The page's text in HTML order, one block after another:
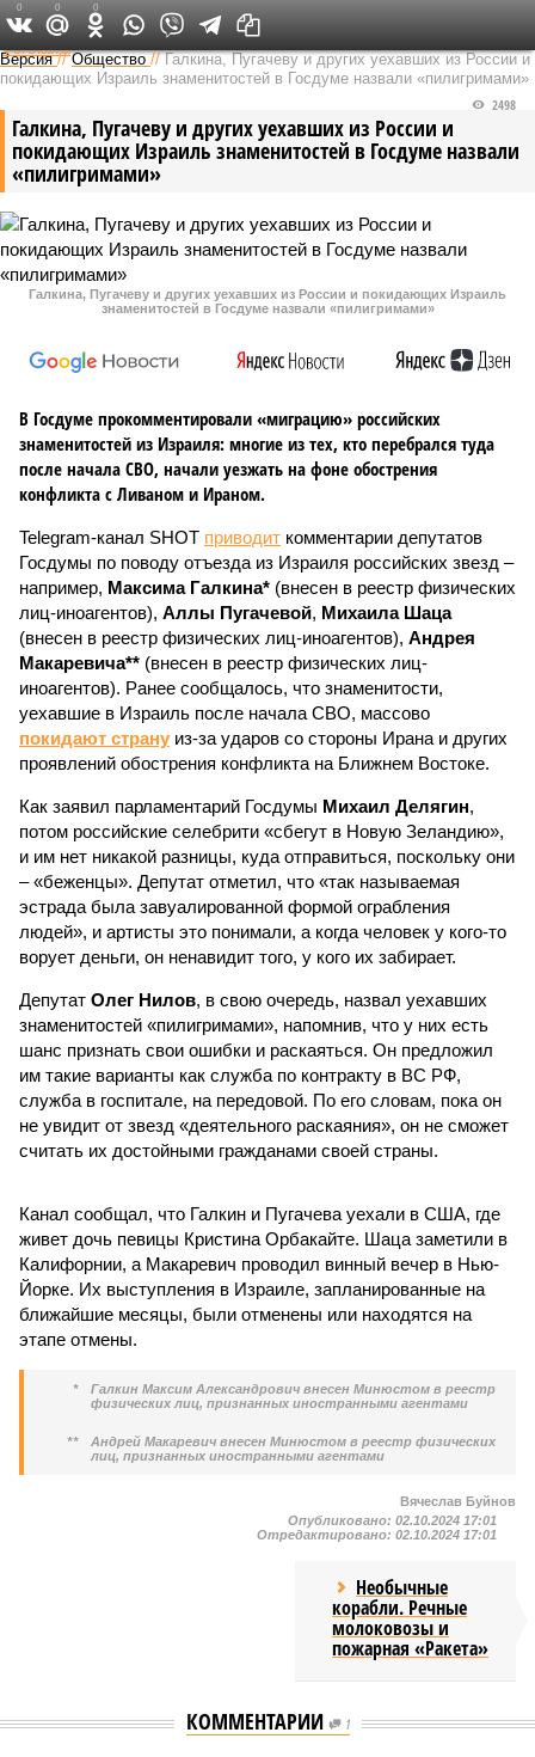
Федеральный выпуск
Версия //Общество //Галкина, Пугачеву и других уехавших из России и
покидающих Израиль знаменитостей в Госдуме назвали «пилигримами»
Галкина, Пугачеву и других уехавших из России и
покидающих Израиль знаменитостей в Госдуме назвали
«пилигримами»
2498
Галкина, Пугачеву и других уехавших из России и покидающих Израиль
знаменитостей в Госдуме назвали «пилигримами»
В Госдуме прокомментировали «миграцию» российских
знаменитостей из Израиля: многие из тех, кто перебрался туда
после начала СВО, начали уезжать на фоне обострения
конфликта с Ливаном и Ираном.
Telegram-канал SHOT приводит комментарии депутатов
Госдумы по поводу отъезда из Израиля российских звезд –
например, Максима Галкина* (внесен в реестр физических
лиц-иноагентов), Аллы Пугачевой, Михаила Шаца
(внесен в реестр физических лиц-иноагентов), Андрея
Макаревича** (внесен в реестр физических лиц-
иноагентов). Ранее сообщалось, что знаменитости,
уехавшие в Израиль после начала СВО, массово
покидают страну из-за ударов со стороны Ирана и других
проявлений обострения конфликта на Ближнем Востоке.
Как заявил парламентарий Госдумы Михаил Делягин,
потом российские селебрити «сбегут в Новую Зеландию»,
и им нет никакой разницы, куда отправиться, поскольку они
– «беженцы». Депутат отметил, что «так называемая
эстрада была завуалированной формой ограбления
людей», и артисты это понимали, а когда человек у кого-то
ворует деньги, он ненавидит того, у кого их забирает.
Депутат Олег Нилов, в свою очередь, назвал уехавших
знаменитостей «пилигримами», напомнив, что у них есть
шанс признать свои ошибки и раскаяться. Он предложил
им такие варианты как служба по контракту в ВС РФ,
служба в госпитале, на передовой. По его словам, пока он
не увидит от звезд «деятельного раскаяния», он не сможет
считать их достойными гражданами своей страны.
Канал сообщал, что Галкин и Пугачева уехали в США, где
живет дочь певицы Кристина Орбакайте. Шаца заметили в
Калифорнии, а Макаревич проводил винный вечер в Нью-
Йорке. Их выступления в Израиле, запланированные на
ближайшие месяцы, были отменены или находятся на
этапе отмены.
*
Галкин Максим Александрович внесен Минюстом в реестр
физических лиц, признанных иностранными агентами
**
Андрей Макаревич внесен Минюстом в реестр физических
лиц, признанных иностранными агентами
0 0 0
Вячеслав Буйнов
Опубликовано: 02.10.2024 17:01
Отредактировано: 02.10.2024 17:01
Необычные
корабли. Речные
молоковозы и
пожарная «Ракета»
КОММЕНТАРИИ 1